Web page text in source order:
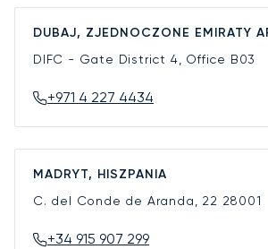
DUBAJ, ZJEDNOCZONE EMIRATY
DIFC - Gate District 4, Office B03
+971 4 227 4434
MADRYT, HISZPANIA
C. del Conde de Aranda, 22 28001
+34 915 907 299